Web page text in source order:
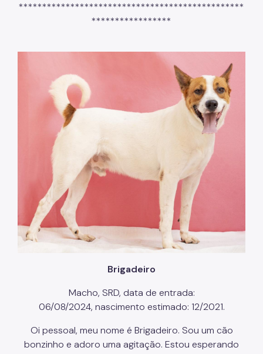
************************************************
*****************
Brigadeiro
Macho, SRD, data de entrada:
06/08/2024, nascimento estimado: 12/2021.
Oi pessoal, meu nome é Brigadeiro. Sou um cão
bonzinho e adoro uma agitação. Estou esperando